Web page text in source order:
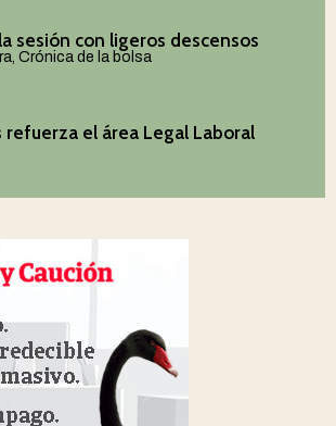
sesión con ligeros descensos
Crónica de la bolsa
refuerza el área Legal Laboral